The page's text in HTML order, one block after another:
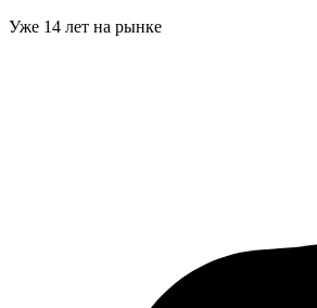
Уже 14 лет на рынке